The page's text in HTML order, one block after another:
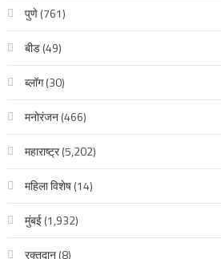
पुणे(761)
बीड(49)
ब्लॉग(30)
मनोरंजन(466)
महाराष्ट्र(5,202)
महिला विशेष(14)
मुंबई(1,932)
रक्‍तदान(8)